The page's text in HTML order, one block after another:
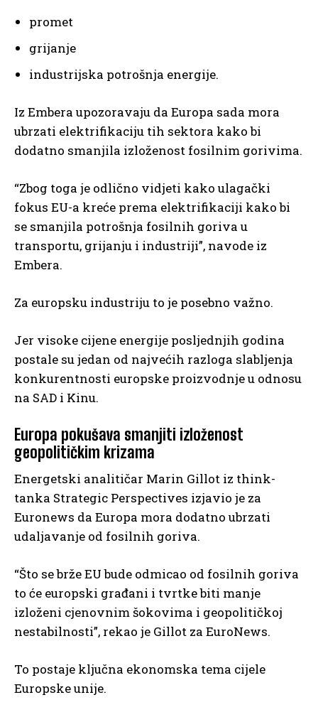
promet
grijanje
industrijska potrošnja energije.
Iz Embera upozoravaju da Europa sada mora
ubrzati elektrifikaciju tih sektora kako bi
dodatno smanjila izloženost fosilnim gorivima.
“Zbog toga je odlično vidjeti kako ulagački
fokus EU-a kreće prema elektrifikaciji kako bi
se smanjila potrošnja fosilnih goriva u
transportu, grijanju i industriji”, navode iz
Embera.
Za europsku industriju to je posebno važno.
Jer visoke cijene energije posljednjih godina
postale su jedan od najvećih razloga slabljenja
konkurentnosti europske proizvodnje u odnosu
na SAD i Kinu.
Europa pokušava smanjiti izloženost
geopolitičkim krizama
Energetski analitičar Marin Gillot iz think-
tanka Strategic Perspectives izjavio je za
Euronews da Europa mora dodatno ubrzati
udaljavanje od fosilnih goriva.
“Što se brže EU bude odmicao od fosilnih goriva
to će europski građani i tvrtke biti manje
izloženi cjenovnim šokovima i geopolitičkoj
nestabilnosti”, rekao je Gillot za EuroNews.
To postaje ključna ekonomska tema cijele
Europske unije.